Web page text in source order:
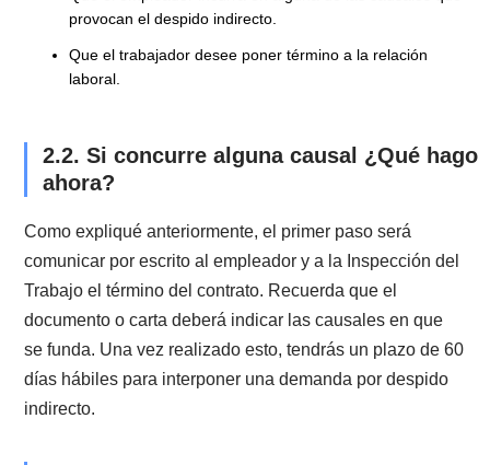
Conductas deacoso laboral
tipo.
la seguridad o a la actividad de los trabajadores, o a
salud de éstos. Es decir, conductas que ponen en
los trabajadores. Por ejemplo, que el trabajador no
cuente con las medidas de seguridad necesarias
realizar algún trabajo determinado.
Incumplimiento grave de las obligaciones que
contrato.
En este caso, dichas causales son las que invoca el